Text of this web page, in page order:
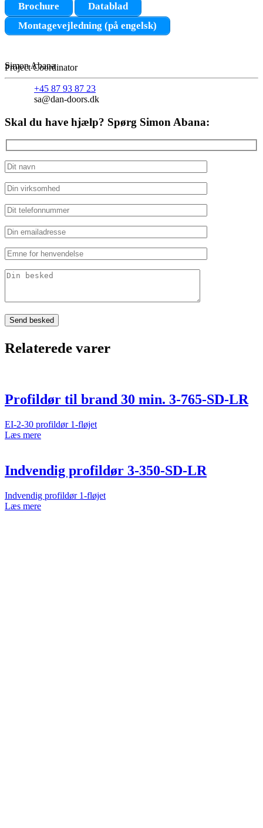
Brochure
Datablad
Montagevejledning (på engelsk)
Simon Abana
Project Coordinator
+45 87 93 87 23
sa@dan-doors.dk
Skal du have hjælp? Spørg Simon Abana:
Relaterede varer
Profildør til brand 30 min. 3-765-SD-LR
EI-2-30 profildør 1-fløjet
Læs mere
Indvendig profildør 3-350-SD-LR
Indvendig profildør 1-fløjet
Læs mere